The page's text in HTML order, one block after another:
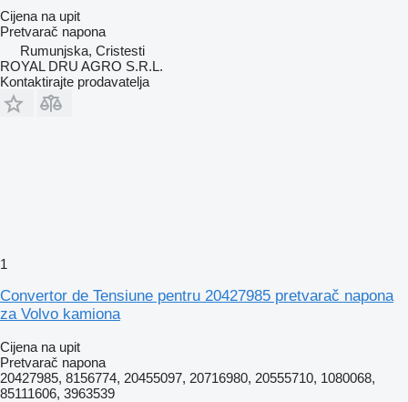
Cijena na upit
Pretvarač napona
Rumunjska, Cristesti
ROYAL DRU AGRO S.R.L.
Kontaktirajte prodavatelja
1
Convertor de Tensiune pentru 20427985 pretvarač napona
za Volvo kamiona
Cijena na upit
Pretvarač napona
20427985, 8156774, 20455097, 20716980, 20555710, 1080068,
85111606, 3963539